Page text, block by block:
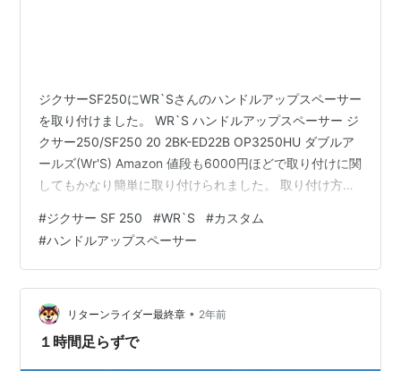
ジクサーSF250にWR`Sさんのハンドルアップスペーサー
を取り付けました。 WR`S ハンドルアップスペーサー ジ
クサー250/SF250 20 2BK-ED22B OP3250HU ダブルア
ールズ(Wr'S) Amazon 値段も6000円ほどで取り付けに関
してもかなり簡単に取り付けられました。 取り付け方法
で難しくはないと思います。 付属していた説明書 取り付
けにはトルクレンチが必要ですので、トルクレンチを持
っていない方はバイク屋さんなどに依頼する方が良いと
思います。 SK11(エスケー11) デジタルトルクレンチ 差
込角 9.5mm 3…
#ジクサー SF 250 #WR`S #カスタム
#ハンドルアップスペーサー
リターンライダー最終章 • 2年前
１時間足らずで